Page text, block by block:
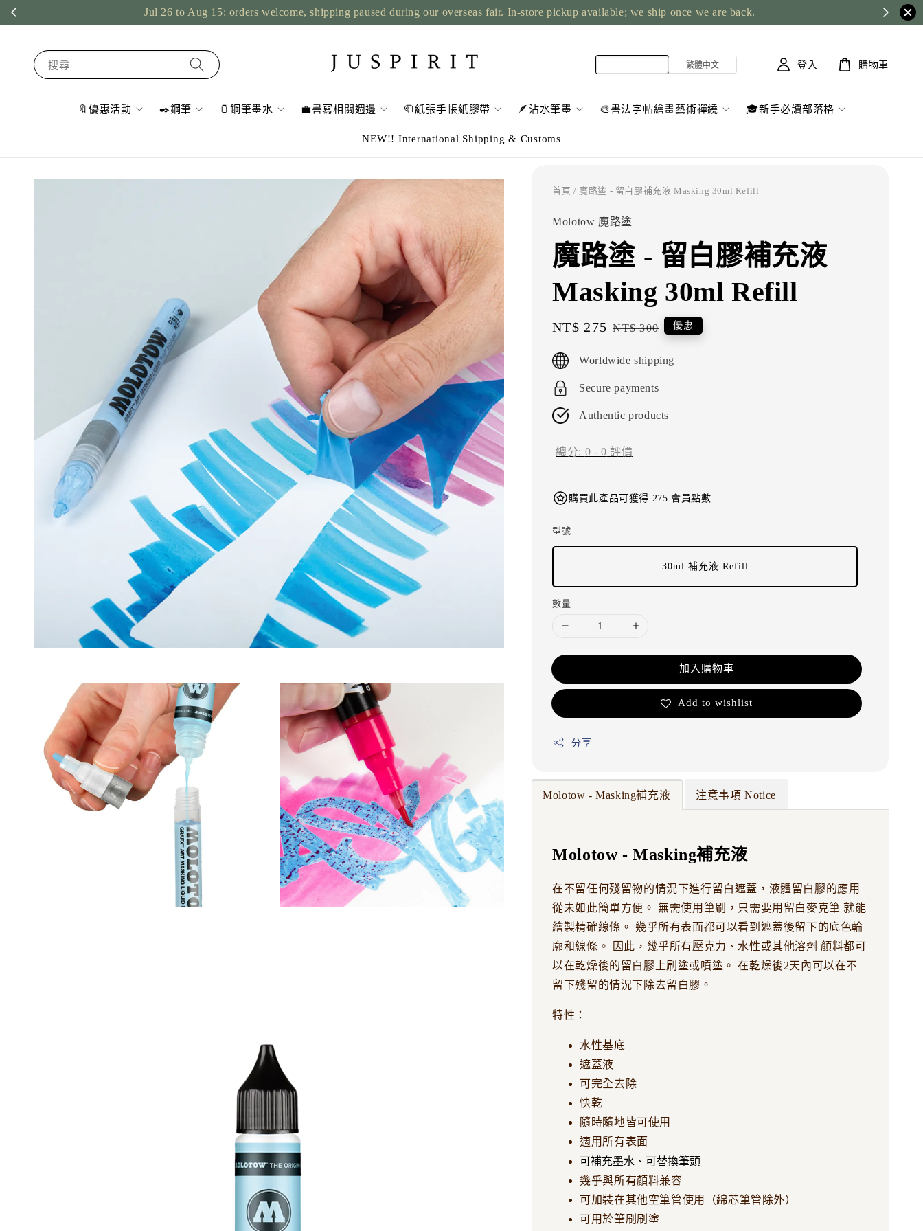
Jul 26 to Aug 15: orders welcome, shipping paused during our overseas fair. In-store pickup available; we ship once we are back.
搜尋
🔖優惠活動 ✒️鋼筆 🫙鋼筆墨水 💼書寫相關週邊 🧻紙張手帳紙膠帶 🪶沾水筆墨 🎨書法字帖繪畫藝術禪繞 🎓新手必讀部落格
NEW!! International Shipping & Customs
登入 購物車
首頁 / 魔路塗 - 留白膠補充液 Masking 30ml Refill
Molotow 魔路塗
魔路塗 - 留白膠補充液
Masking 30ml Refill
Sale
NT$ 275 Regular
NT$ 300 優惠
Worldwide shipping
Secure payments
Authentic products
總分: 0 -0 評價
購買此產品可獲得 275 會員點數
型號
30ml 補充液 Refill
數量
加入購物車
Add to wishlist
分享
Molotow - Masking補充液 注意事項 Notice
Molotow - Masking補充液
在不留任何殘留物的情況下進行留白遮蓋，液體留白膠的應用
從未如此簡單方便。 無需使用筆刷，只需要用留白麥克筆 就能
繪製精確線條。 幾乎所有表面都可以看到遮蓋後留下的底色輪
廓和線條。 因此，幾乎所有壓克力、水性或其他溶劑 顏料都可
以在乾燥後的留白膠上刷塗或噴塗。 在乾燥後2天內可以在不
留下殘留的情況下除去留白膠。
特性：
水性基底
遮蓋液
可完全去除
快乾
隨時隨地皆可使用
適用所有表面
可補充墨水、可替換筆頭
幾乎與所有顏料兼容
可加裝在其他空筆管使用（綿芯筆管除外）
可用於筆刷刷塗